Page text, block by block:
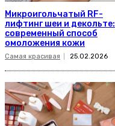
Микроигольчатый RF-
лифтинг шеи и декольте:
современный способ
омоложения кожи
Самая красивая 25.02.2026